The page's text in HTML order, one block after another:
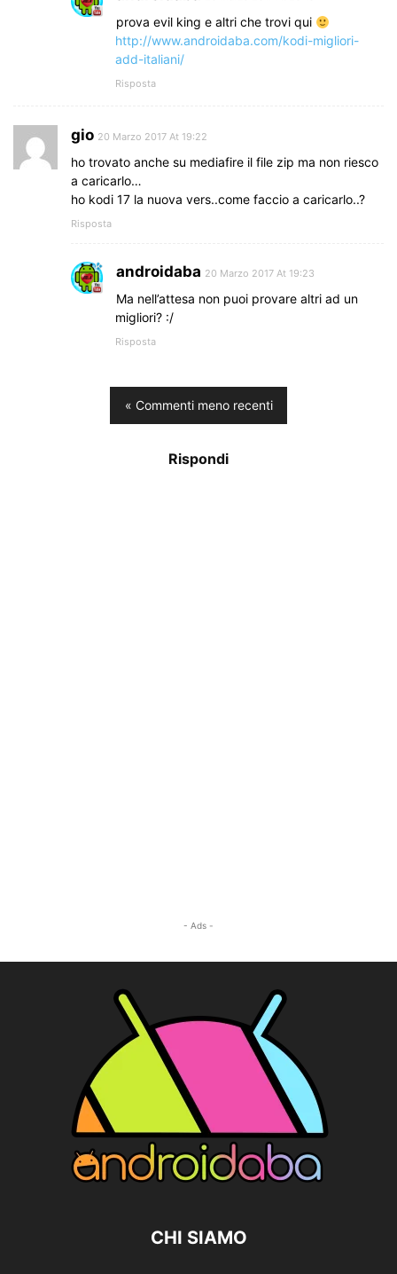
prova evil king e altri che trovi qui
http://www.androidaba.com/kodi-migliori-
add-italiani/
Risposta
gio 20 Marzo 2017 At 19:22
ho trovato anche su mediafire il file zip ma non riesco
a caricarlo…
ho kodi 17 la nuova vers..come faccio a caricarlo..?
Risposta
androidaba 20 Marzo 2017 At 19:23
Ma nell’attesa non puoi provare altri ad un
migliori? :/
Risposta
« Commenti meno recenti
Rispondi
- Ads -
CHI SIAMO